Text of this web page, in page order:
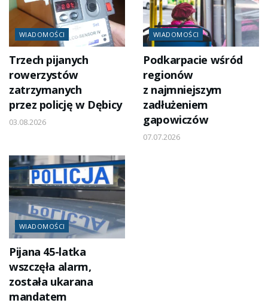
WIADOMOŚCI
Trzech pijanych
rowerzystów
zatrzymanych
przez policję w Dębicy
03.08.2026
WIADOMOŚCI
Podkarpacie wśród
regionów
z najmniejszym
zadłużeniem
gapowiczów
07.07.2026
WIADOMOŚCI
Pijana 45-latka
wszczęła alarm,
została ukarana
mandatem